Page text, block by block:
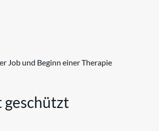
Job und Beginn einer Therapie
geschützt